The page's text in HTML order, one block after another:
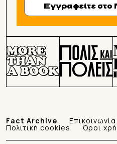
Εγγραφείτε
Fact Archive Επικοινωνία
Πολιτική cookies Όροι